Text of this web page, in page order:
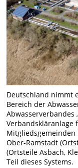
Deutschland nimmt
Bereich der
Abwasserverbandes
Verbandskläranlage
Mitgliedsgemeinden
Ober-Ramstadt
(Ortsteile Asbach,
Teil dieses Systems.